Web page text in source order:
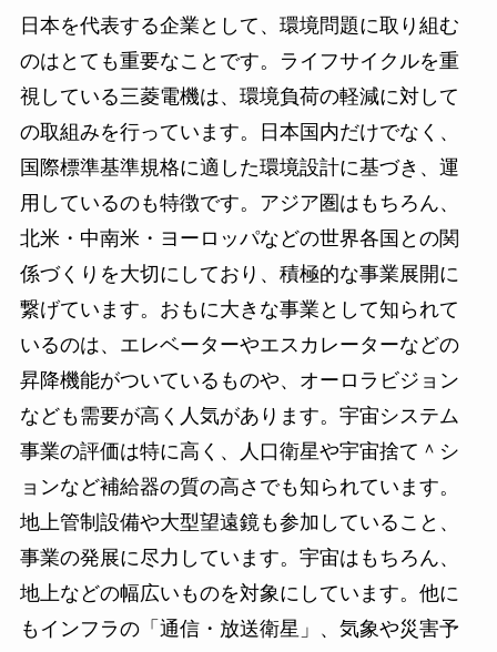
日本を代表する企業として、環境問題に取り組む
のはとても重要なことです。ライフサイクルを重
視している三菱電機は、環境負荷の軽減に対して
の取組みを行っています。日本国内だけでなく、
国際標準基準規格に適した環境設計に基づき、運
用しているのも特徴です。アジア圏はもちろん、
北米・中南米・ヨーロッパなどの世界各国との関
係づくりを大切にしており、積極的な事業展開に
繋げています。おもに大きな事業として知られて
いるのは、エレベーターやエスカレーターなどの
昇降機能がついているものや、オーロラビジョン
なども需要が高く人気があります。宇宙システム
事業の評価は特に高く、人口衛星や宇宙捨て＾シ
ョンなど補給器の質の高さでも知られています。
地上管制設備や大型望遠鏡も参加していること、
事業の発展に尽力しています。宇宙はもちろん、
地上などの幅広いものを対象にしています。他に
もインフラの「通信・放送衛星」、気象や災害予